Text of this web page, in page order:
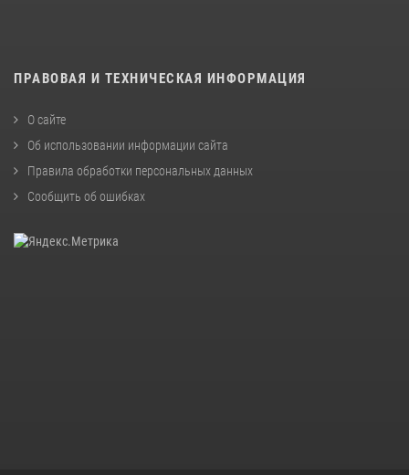
ПРАВОВАЯ И ТЕХНИЧЕСКАЯ ИНФОРМАЦИЯ
О сайте
Об использовании информации сайта
Правила обработки персональных данных
Сообщить об ошибках